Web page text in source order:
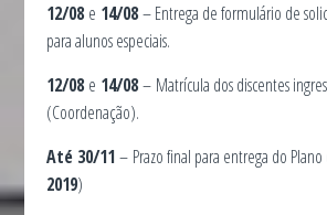
12/08 e 14/08– Entrega de formulário de
para alunos especiais.
12/08 e 14/08– Matrícula dos discentes
(Coordenação).
Até 30/11– Prazo final para entrega do Plano
2019)